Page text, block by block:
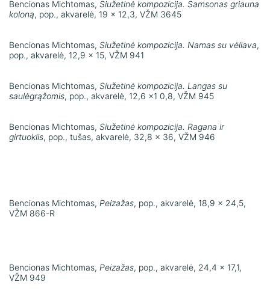
Bencionas Michtomas, Siužetinė kompozicija. Samsonas griauna
koloną, pop., akvarelė, 19 x 12,3, VŽM 3645
Bencionas Michtomas, Siužetinė kompozicija. Namas su vėliava,
pop., akvarelė, 12,9 x 15, VŽM 941
Bencionas Michtomas, Siužetinė kompozicija. Langas su
saulėgrąžomis, pop., akvarelė, 12,6 x1 0,8, VŽM 945
Bencionas Michtomas, Siužetinė kompozicija. Ragana ir
girtuoklis, pop., tušas, akvarelė, 32,8 x 36, VŽM 946
Bencionas Michtomas, Peizažas, pop., akvarelė, 18,9 x 24,5,
VŽM 866-R
Bencionas Michtomas, Peizažas, pop., akvarelė, 24,4 x 17,1,
VŽM 949